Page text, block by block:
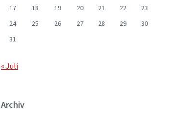
17
18 19 20 21 22
23
24
25 26 27 28 29
30
31
« Juli
Archiv